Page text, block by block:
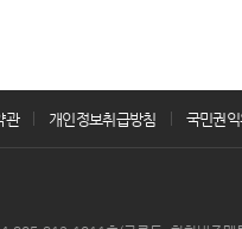
관 개인정보취급방침 국민권